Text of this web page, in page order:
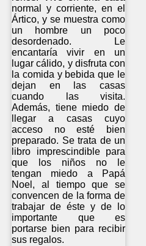
normal y corriente, en el
Ártico, y se muestra como
un hombre un poco
desordenado. Le
encantaría vivir en un
lugar cálido, y disfruta con
la comida y bebida que le
dejan en las casas
cuando las visita.
Además, tiene miedo de
llegar a casas cuyo
acceso no esté bien
preparado. Se trata de un
libro imprescindible para
que los niños no le
tengan miedo a Papá
Noel, al tiempo que se
convencen de la forma de
trabajar de éste y de lo
importante que es
portarse bien para recibir
sus regalos.